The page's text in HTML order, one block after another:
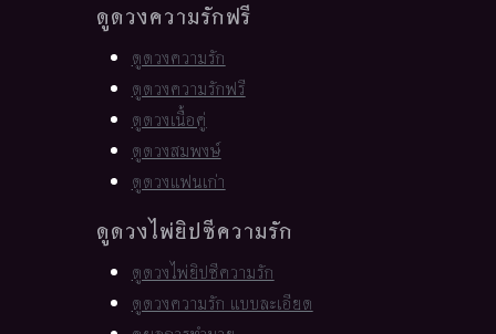
ดูดวงความรักฟรี
ดูดวงความรัก
ดูดวงความรักฟรี
ดูดวงเนื้อคู่
ดูดวงสมพงษ์
ดูดวงแฟนเก่า
ดูดวงไพ่ยิปซีความรัก
ดูดวงไพ่ยิปซีความรัก
ดูดวงความรัก แบบละเอียด